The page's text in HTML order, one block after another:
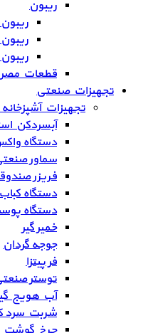
ریبون
قطعات
تجهیزات صنعتی
تجهیزات
آبسردکن
دستگاه
سماور
فریزر
دستگاه
دستگاه
خمیر گیر
جوجه گردان
فر پیتزا
توستر
آب هویج
شربت سرد